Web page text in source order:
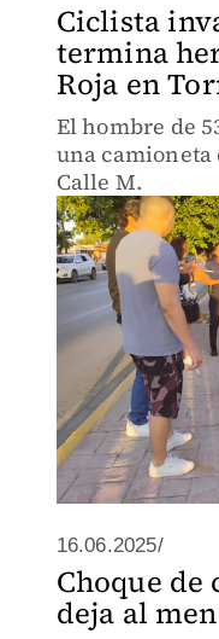
Ciclista
termina
Roja en
El hombre de
una camioneta
Calle M.
16.06.2025/
Choque de
deja al